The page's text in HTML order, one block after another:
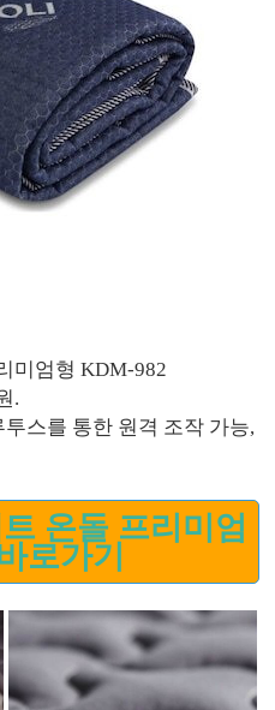
미엄형 KDM-982
.
스를 통한 원격 조작 가능,
온돌 프리미엄
로가기